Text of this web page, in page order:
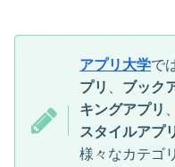
アプリ大学で
プリ
ブック
キングアプリ
スタイルアプ
様々なカテゴ